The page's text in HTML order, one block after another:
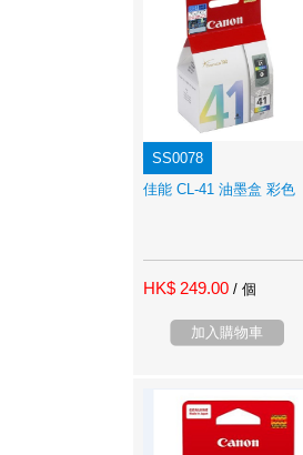
SS0078
佳能 CL-41 油墨盒 彩色
HK$ 249.00 / 個
加入購物車